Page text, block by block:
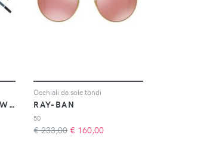
SAINT LAURENT EYEWEAR
Occhiali da sole tondi
RAY-BAN
50
€ 233,00 € 160,00